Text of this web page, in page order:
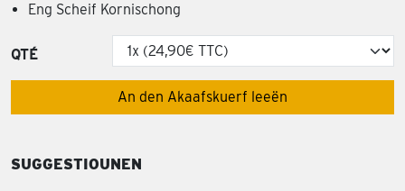
Eng Scheif Kornischong
QTÉ
An den Akaafskuerf leeën
SUGGESTIOUNEN